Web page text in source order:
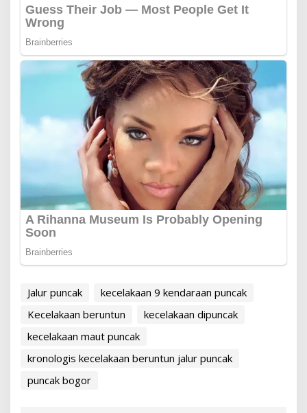
Jalur puncak
kecelakaan 9 kendaraan puncak
Kecelakaan beruntun
kecelakaan dipuncak
kecelakaan maut puncak
kronologis kecelakaan beruntun jalur puncak
puncak bogor